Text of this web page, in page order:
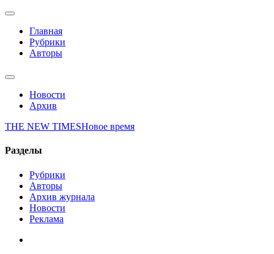
Главная
Рубрики
Авторы
Новости
Архив
THE NEW TIMESНовое время
Разделы
Рубрики
Авторы
Архив журнала
Новости
Реклама